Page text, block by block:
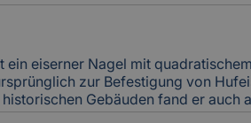
So bleibt die Bausubstanz trocken
für Versicherung: Falsch verlegte
verursachen.
sie bei der Schadensanalyse und
ein eiserner Nagel mit quadratischem
zur Befestigung von
Gebäuden fand er auch
oder Dachdeckung